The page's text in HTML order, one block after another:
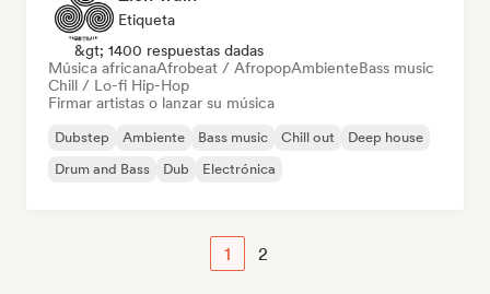
Etiqueta
&gt; 1400 respuestas dadas
Música africanaAfrobeat / AfropopAmbienteBass music
Chill / Lo-fi Hip-Hop
Firmar artistas o lanzar su música
Dubstep Ambiente Bass music Chill out
Deep house
Drum and Bass
Dub Electrónica
1 2